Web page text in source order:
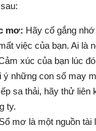
mơ: Hãy cố gắng
việc của bạn. Ai là
xúc của bạn lúc
ý những con số may
sa thải, hãy thử liên
ty.
Sổ mơ là một nguồn tài